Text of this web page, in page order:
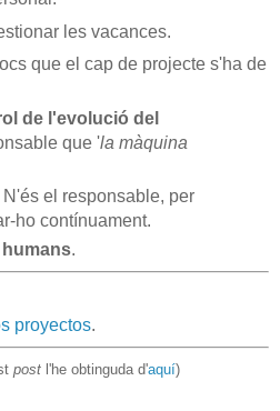
les vacances.
que el cap de projecte s'ha de
de l'evolució del
que 'la màquina
N'és el responsable, per
ho contínuament.
.
proyectos.
postl'he obtinguda d'aquí)